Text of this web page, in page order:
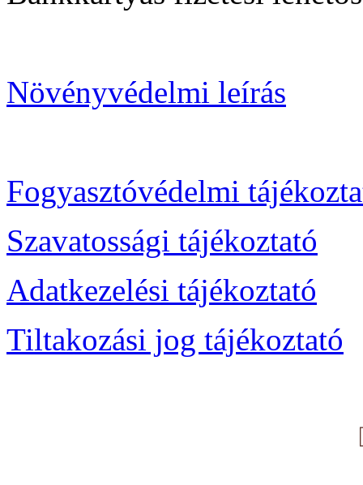
Növényvédelmi leírás
Fogyasztóvédelmi
Szavatossági tájékoztató
Adatkezelési tájékoztató
Tiltakozási jog tájékoztató